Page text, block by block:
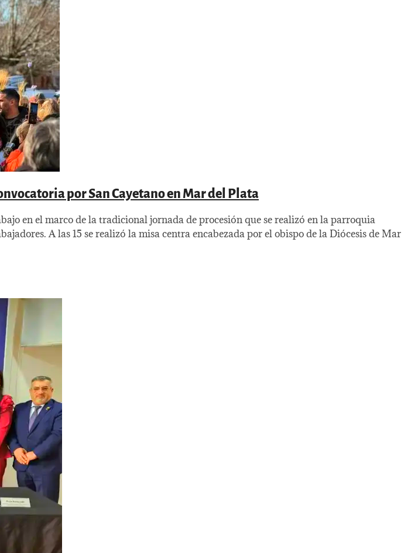
por San Cayetano en Mar del Plata
en el marco de la tradicional jornada de procesión que se realizó en la parroquia
A las 15 se realizó la misa centra encabezada por el obispo de la Diócesis de Mar